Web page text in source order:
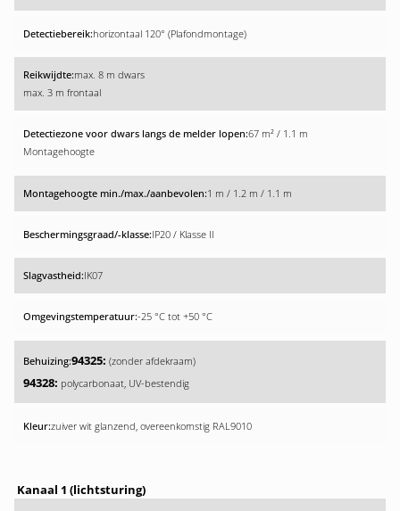
horizontaal 120° (Plafondmontage)
max. 8 m dwars
max. 3 m frontaal
67 m² / 1.1 m
Montagehoogte
1 m / 1.2 m / 1.1 m
IP20 / Klasse II
IK07
-25 °C tot +50 °C
94325: (zonder afdekraam)
94328: polycarbonaat, UV-bestendig
zuiver wit glanzend, overeenkomstig RAL9010
Kanaal 1 (lichtsturing)